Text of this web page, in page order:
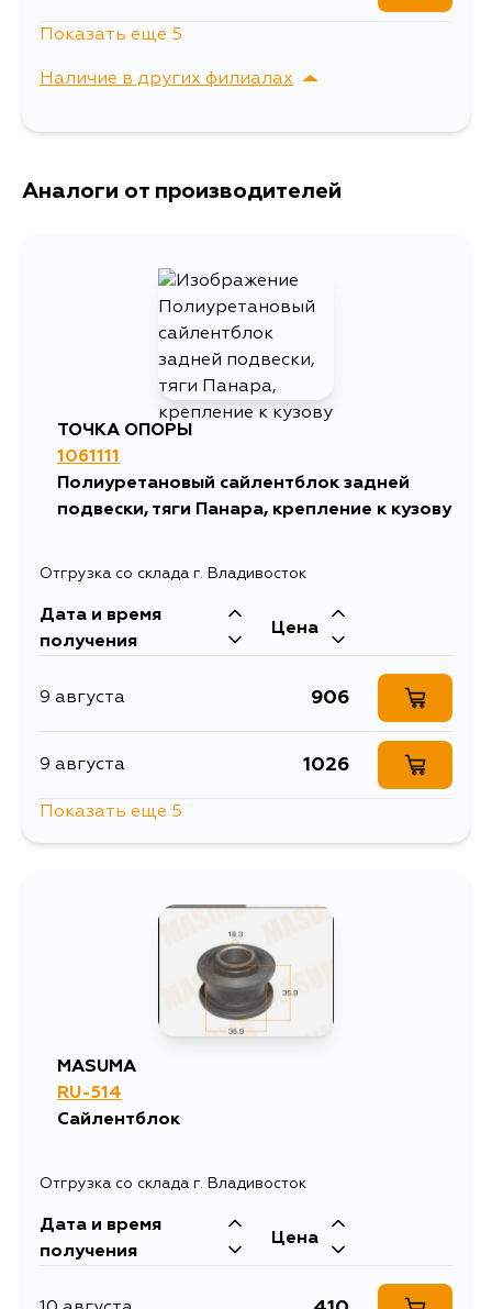
14 августа 882
Показать еще 5
Наличие в других филиалах
г. Владивосток,
Аналоги от производителей
ТОЧКА ОПОРЫ
1061111
Полиуретановый сайлентблок задней
подвески, тяги Панара, крепление к кузову
Отгрузка со склада г. Владивосток
Дата и время
получения
Цена
9 августа 906
9 августа 1026
906
5 сентября
Показать еще 5
MASUMA
RU-514
Сайлентблок
Отгрузка со склада г. Владивосток
Дата и время
получения
Цена